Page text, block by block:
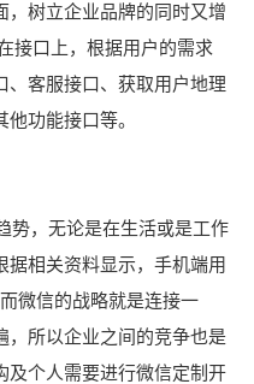
，树立企业品牌的同时又增
接口上，根据用户的需求
、客服接口、获取用户地理
功能接口等。
，无论是在生活或是工作
据相关资料显示，手机端用
微信的战略就是连接一
，所以企业之间的竞争也是
及个人需要进行微信定制开